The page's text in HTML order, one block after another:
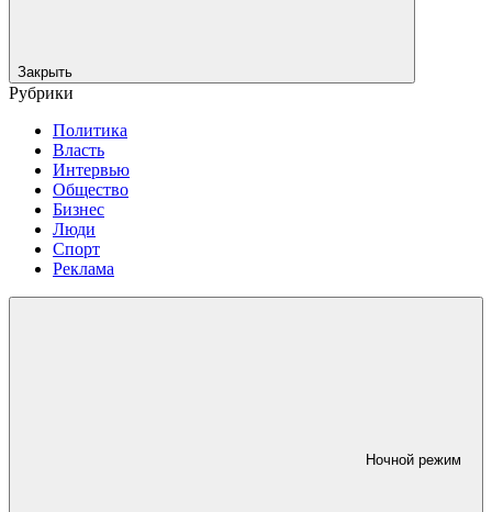
Закрыть
Рубрики
Политика
Власть
Интервью
Общество
Бизнес
Люди
Спорт
Реклама
Ночной режим